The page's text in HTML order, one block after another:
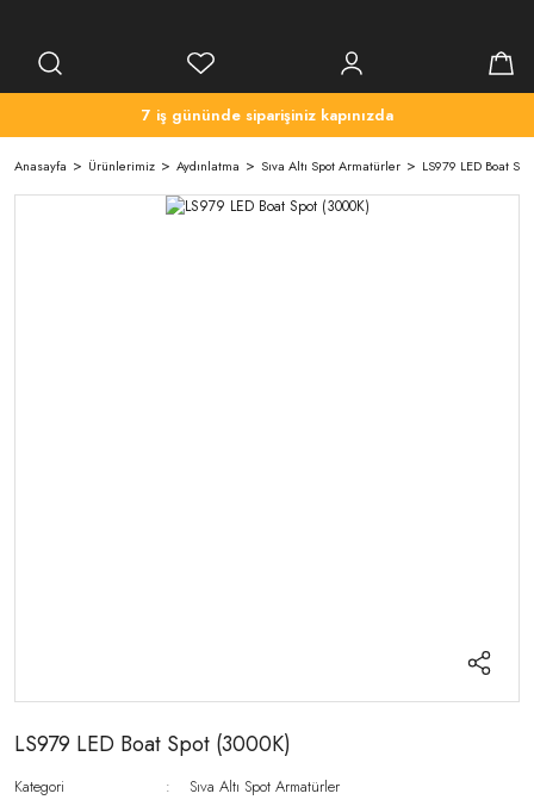
7 iş gününde siparişiniz kapınızda
Anasayfa Ürünlerimiz Aydınlatma Sıva Altı Spot Armatürler LS979 LED Boat
LS979 LED Boat Spot (3000K)
Kategori
Sıva Altı Spot Armatürler